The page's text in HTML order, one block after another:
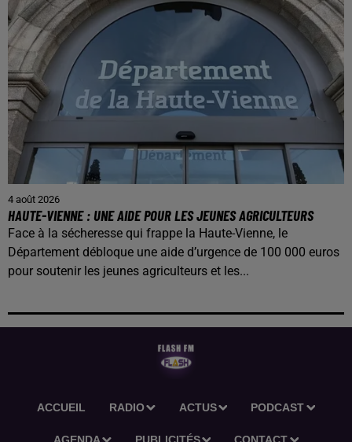
4 août 2026
HAUTE-VIENNE : UNE AIDE POUR LES JEUNES AGRICULTEURS
Face à la sécheresse qui frappe la Haute-Vienne, le
Département débloque une aide d’urgence de 100 000 euros
pour soutenir les jeunes agriculteurs et les...
ACCUEIL RADIO ACTUS PODCAST